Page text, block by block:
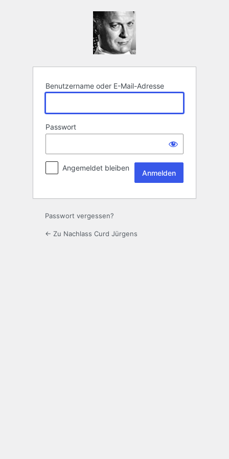
Benutzername oder E-Mail-Adresse
Passwort
Angemeldet bleiben
Passwort vergessen?
← Zu Nachlass Curd Jürgens